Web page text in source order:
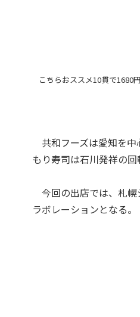
こちらおススメ10貫で1680
共和フーズは愛知を中
もり寿司は石川発祥の
今回の出店では、札幌
ラボレーションとなる。